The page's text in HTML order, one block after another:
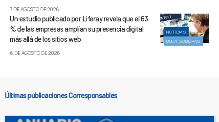
7 DE AGOSTO DE 2026
NOTICIAS
BUEN GOBIERNO
Un estudio publicado por Liferay revela que el 63
% de las empresas amplían su presencia digital
más allá de los sitios web
6 DE AGOSTO DE 2026
Últimas publicaciones Corresponsables